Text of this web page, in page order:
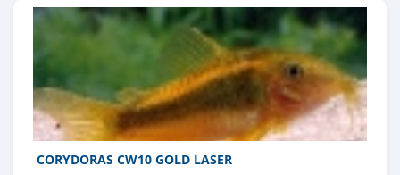
CORYDORAS CW10 GOLD LASER